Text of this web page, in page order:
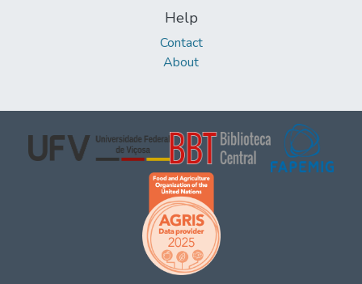
Help
Contact
About